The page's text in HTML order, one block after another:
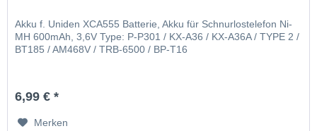
Akku f. Uniden XCA555 Batterie, Akku für Schnurlostelefon Ni-
MH 600mAh, 3,6V Type: P-P301 / KX-A36 / KX-A36A / TYPE 2 /
BT185 / AM468V / TRB-6500 / BP-T16
6,99 € *
Merken